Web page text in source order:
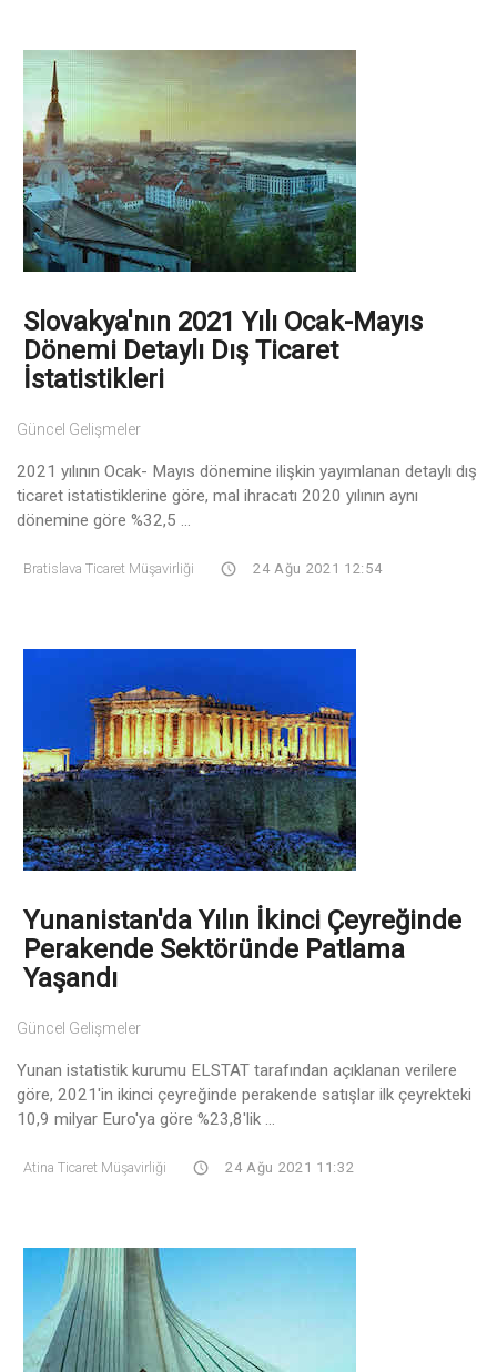
Slovakya'nın 2021 Yılı Ocak-Mayıs
Dönemi Detaylı Dış Ticaret
İstatistikleri
Güncel Gelişmeler
2021 yılının Ocak- Mayıs dönemine ilişkin yayımlanan detaylı dış
ticaret istatistiklerine göre, mal ihracatı 2020 yılının aynı
dönemine göre %32,5 ...
Bratislava Ticaret Müşavirliği 24 Ağu 2021 12:54
Yunanistan'da Yılın İkinci Çeyreğinde
Perakende Sektöründe Patlama
Yaşandı
Güncel Gelişmeler
Yunan istatistik kurumu ELSTAT tarafından açıklanan verilere
göre, 2021'in ikinci çeyreğinde perakende satışlar ilk çeyrekteki
10,9 milyar Euro'ya göre %23,8'lik ...
Atina Ticaret Müşavirliği 24 Ağu 2021 11:32